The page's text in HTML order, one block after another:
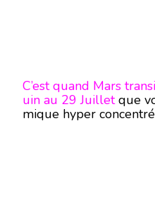
C’est quand Mars
uin au 29 Juilletque
mique hyper